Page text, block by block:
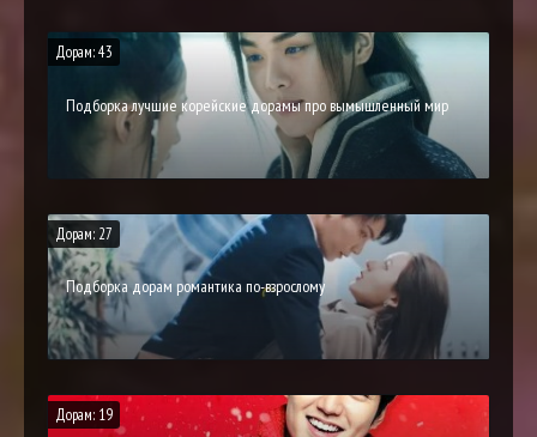
Дорам: 43
Подборка лучшие корейские дорамы про вымышленный мир
Дорам: 27
Подборка дорам романтика по-взрослому
Дорам: 19